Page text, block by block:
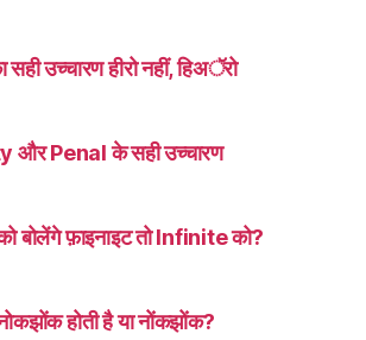
उच्चारण हीरो नहीं, हिअॅरो
और Penal के सही उच्चारण
बोलेंगे फ़ाइनाइट तो Infinite को?
होती है या नोंकझोंक?